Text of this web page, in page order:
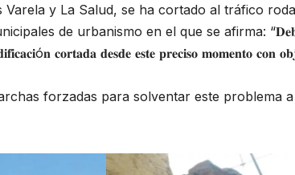
y La Salud, se ha cortado al tráfico
de urbanismo en el que se afirma:
𝐜𝐨𝐫𝐭𝐚𝐝𝐚 𝐝𝐞𝐬𝐝𝐞 𝐞𝐬𝐭𝐞 𝐩𝐫𝐞𝐜𝐢𝐬𝐨 𝐦𝐨𝐦𝐞𝐧𝐭𝐨 𝐜𝐨𝐧
forzadas para solventar este problema